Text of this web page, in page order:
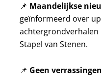
📌 Maandelijkse
geïnformeerd over
achtergrondverhalen
Stapel van Stenen.
📌 Geen